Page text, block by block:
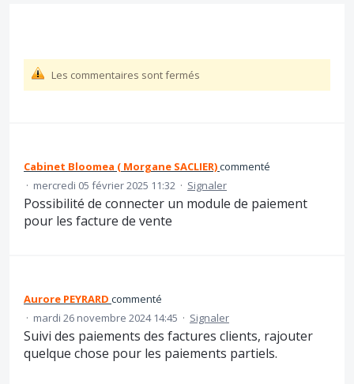
Les commentaires sont fermés
Cabinet Bloomea ( Morgane SACLIER)commenté
· mercredi 05 février 2025 11:32 · Signaler
Possibilité de connecter un module de paiement
pour les facture de vente
Aurore PEYRARD commenté
· mardi 26 novembre 2024 14:45 · Signaler
Suivi des paiements des factures clients, rajouter
quelque chose pour les paiements partiels.